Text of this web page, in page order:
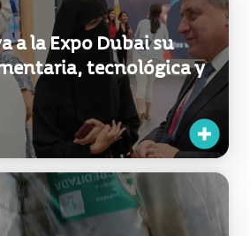
a la Expo Dubai su
tecnológica y